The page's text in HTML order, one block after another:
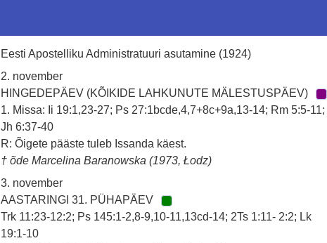
Eesti Apostelliku Administratuuri asutamine (1924)
2. november
HINGEDEPÄEV (KÕIKIDE LAHKUNUTE MÄLESTUSPÄEV)
1. Missa: Ii 19:1,23-27; Ps 27:1bcde,4,7+8c+9a,13-14; Rm 5:5-11;
Jh 6:37-40
R: Õigete pääste tuleb Issanda käest.
† õde Marcelina Baranowska (1973, Łodz)
3. november
AASTARINGI 31. PÜHAPÄEV
Trk 11:23-12:2; Ps 145:1-2,8-9,10-11,13cd-14; 2Ts 1:11- 2:2; Lk
19:1-10